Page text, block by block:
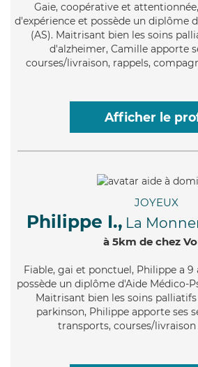
Gaie, coopérative et
d'expérience et possède un diplôme
(AS). Maitrisant bien les soins
d'alzheimer, Camille apporte
courses/livraison, rappels,
Afficher le
JOYEUX
Philippe I., La
à 5km de chez
Fiable, gai et ponctuel, Philippe a 9
possède un diplôme d'Aide Médico-
Maitrisant bien les soins
parkinson, Philippe apporte ses
transports, courses/